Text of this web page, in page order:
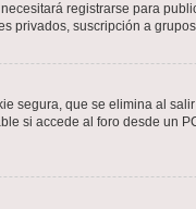
registrarse para
suscripción a
segura, que se elimina al
si accede al foro desde un